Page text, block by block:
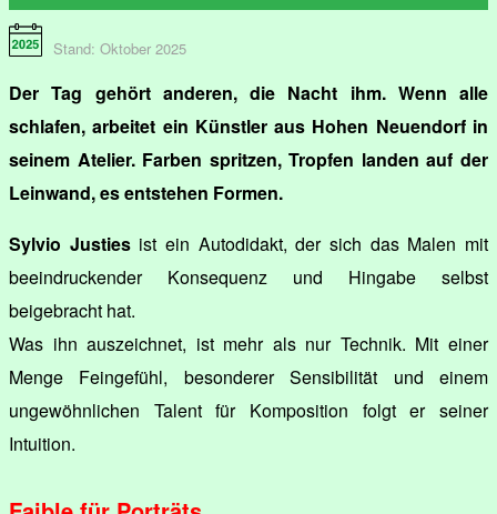
Stand: Oktober 2025
Der Tag gehört anderen, die Nacht ihm. Wenn alle
schlafen, arbeitet ein Künstler aus Hohen Neuendorf in
seinem Atelier. Farben spritzen, Tropfen landen auf der
Leinwand, es entstehen Formen.
Sylvio Justiesist ein Autodidakt, der sich das Malen mit
beeindruckender Konsequenz und Hingabe selbst
beigebracht hat.
Was ihn auszeichnet, ist mehr als nur Technik. Mit einer
Menge Feingefühl, besonderer Sensibilität und einem
ungewöhnlichen Talent für Komposition folgt er seiner
Intuition.